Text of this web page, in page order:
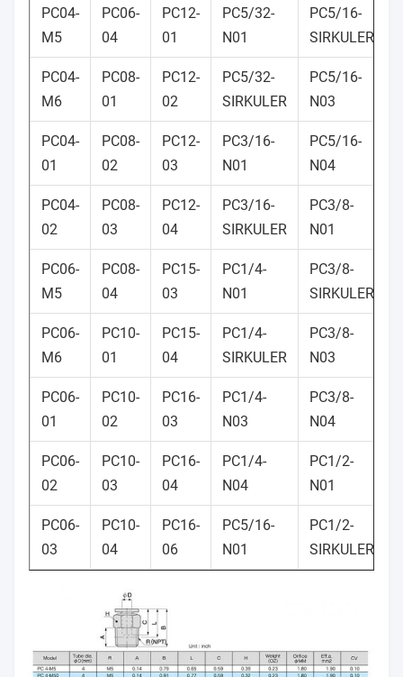
PC04-
M5
PC06-
04
PC12-
01
PC5/32-
N01
PC5/16-
SIRKULER
PC04-
M6
PC08-
01
PC12-
02
PC5/32-
SIRKULER
PC5/16-
N03
PC04-
01
PC08-
02
PC12-
03
PC3/16-
N01
PC5/16-
N04
PC04-
02
PC08-
03
PC12-
04
PC3/16-
SIRKULER
PC3/8-
N01
PC06-
M5
PC08-
04
PC15-
03
PC1/4-
N01
PC3/8-
SIRKULER
PC06-
M6
PC10-
01
PC15-
04
PC1/4-
SIRKULER
PC3/8-
N03
PC06-
01
PC10-
02
PC16-
03
PC1/4-
N03
PC3/8-
N04
PC06-
02
PC10-
03
PC16-
04
PC1/4-
N04
PC1/2-
N01
PC06-
03
PC10-
04
PC16-
06
PC5/16-
N01
PC1/2-
SIRKULER